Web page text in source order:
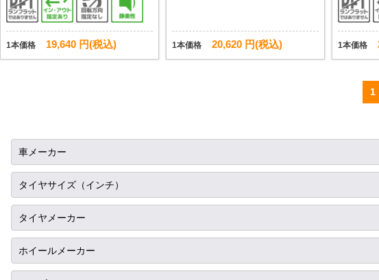
車メーカー
トヨタ
ニッサン
ホンダ
タイヤサイズ（インチ）
10インチ
12インチ
13インチ
タイヤメーカー
ミシュラン
ホイールメーカー
1本価格 19,640 円(税込) 1本価格 20,620 円(税込) 1本価格
1